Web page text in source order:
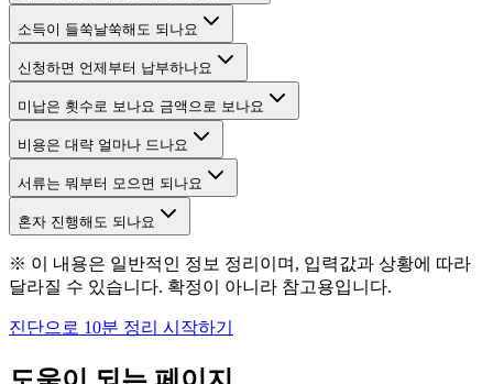
소득이 들쑥날쑥해도 되나요
신청하면 언제부터 납부하나요
미납은 횟수로 보나요 금액으로 보나요
비용은 대략 얼마나 드나요
서류는 뭐부터 모으면 되나요
혼자 진행해도 되나요
※ 이 내용은 일반적인 정보 정리이며, 입력값과 상황에 따라
달라질 수 있습니다. 확정이 아니라 참고용입니다.
진단으로 10분 정리 시작하기